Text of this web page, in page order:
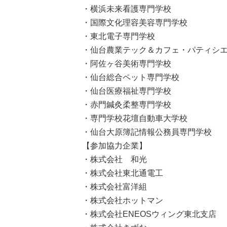
・横浜未来看護専門学校
・国際文化理容美容専門学校
・東北電子専門学校
・仙台農業テック＆カフェ・パティシ
・阿佐ヶ谷美術専門学校
・仙台総合ペット専門学校
・仙台医療福祉専門学校
・赤門鍼灸柔整専門学校
・専門学校花壇自動車大学校
・仙台大原簿記情報公務員専門学校
【参加協力企業】
・株式会社 和光
・株式会社東北通電工
・株式会社富洋組
・株式会社ホットマン
・株式会社ENEOSウィング東北支店